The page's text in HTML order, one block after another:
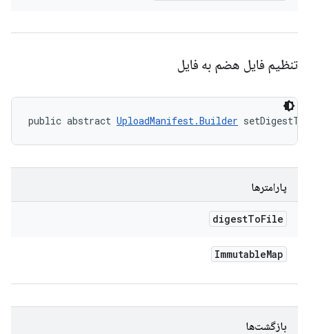
تنظیم فایل هضم به فایل
public abstract UploadManifest.Builder
پارامترها
digestToFile
ImmutableMap
بازگشت‌ها